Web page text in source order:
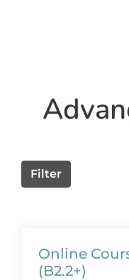
Filter
Online
(B2.2+)